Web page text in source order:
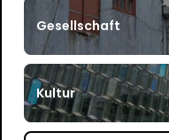
Gesellschaft
Kultur